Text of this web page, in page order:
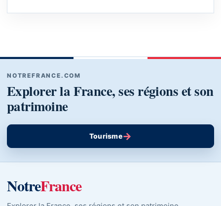
NOTREFRANCE.COM
Explorer la France, ses régions et son
patrimoine
Tourisme→
NotreFrance